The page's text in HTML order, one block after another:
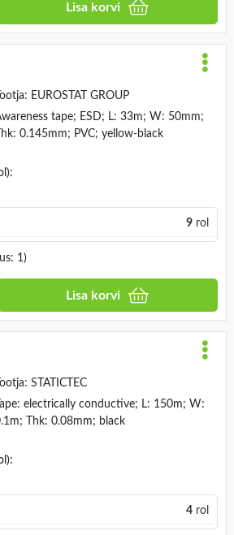
Lisa korvi
Tootja: EUROSTAT GROUP
tape; ESD; L: 33m; W: 50mm;
Thk: 0.145mm; PVC; yellow-black
9rol
1)
Lisa korvi
Tootja: STATICTEC
Tape: electrically conductive; L: 150m; W:
Thk: 0.08mm; black
4rol